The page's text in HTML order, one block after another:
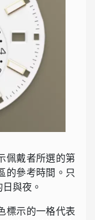
佩戴者所選的第
的參考時間。只
與夜。
標示的一格代表